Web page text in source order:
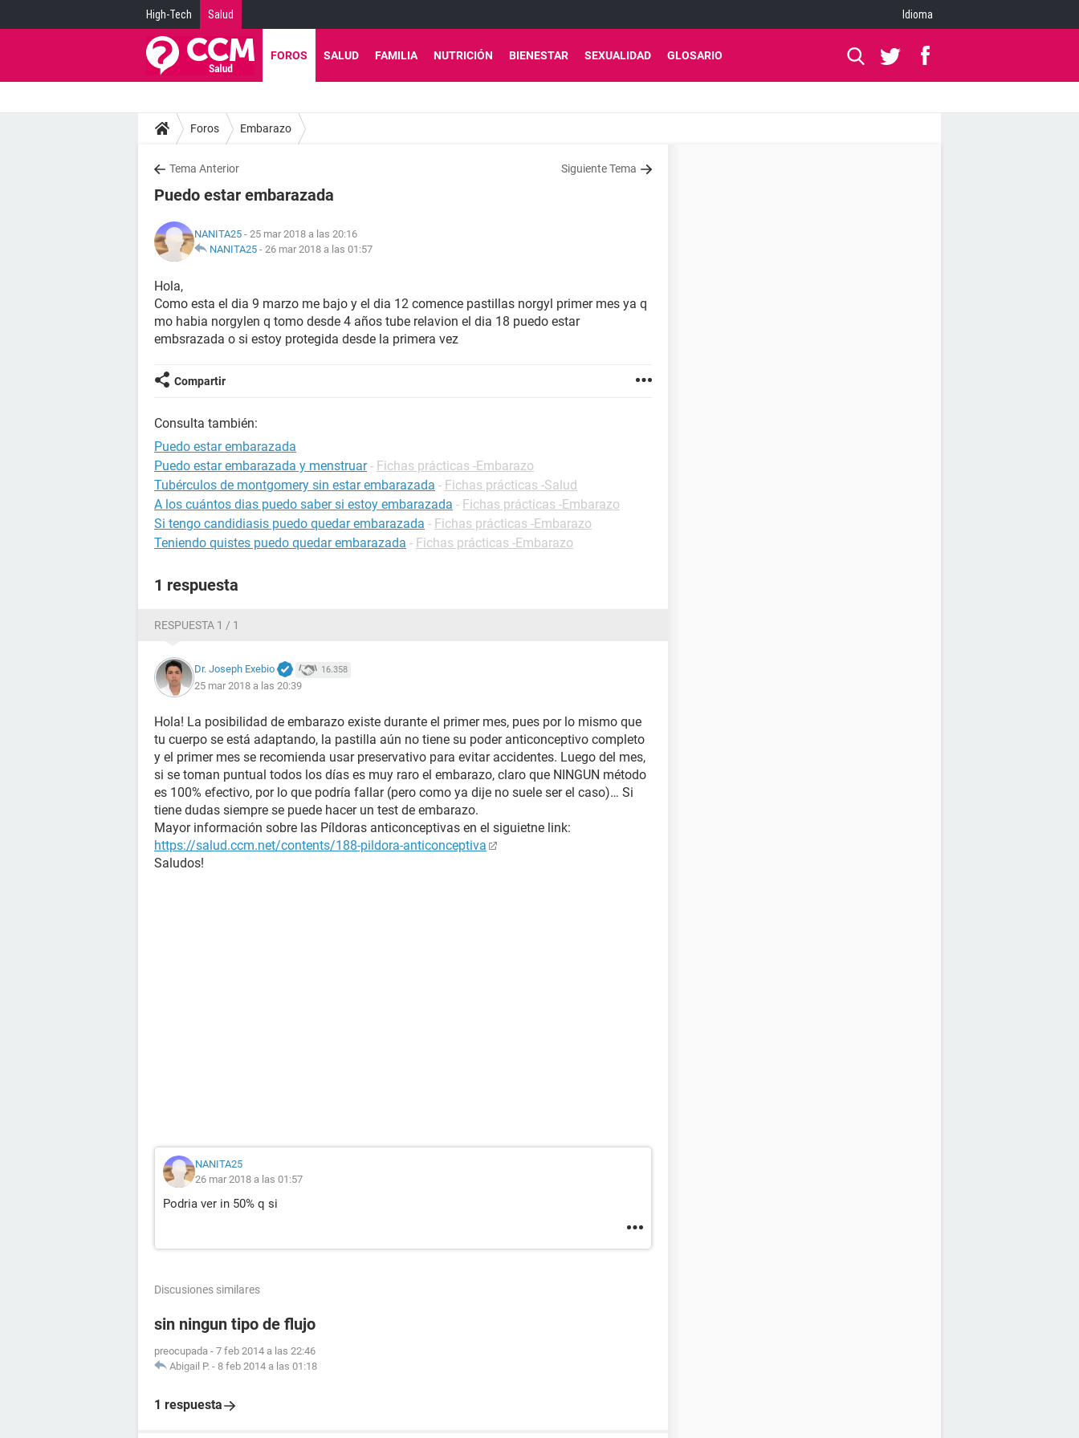
High-Tech Salud Idioma
FOROS SALUD FAMILIA NUTRICIÓN BIENESTAR SEXUALIDAD GLOSARIO
Foros Embarazo
Tema Anterior Siguiente Tema
Puedo estar embarazada
NANITA25 - 25 mar 2018 a las 20:16
NANITA25 - 26 mar 2018 a las 01:57
Hola,
Como esta el dia 9 marzo me bajo y el dia 12 comence pastillas norgyl primer mes ya q
mo habia norgylen q tomo desde 4 años tube relavion el dia 18 puedo estar
embsrazada o si estoy protegida desde la primera vez
Compartir
Consulta también:
Puedo estar embarazada
Puedo estar embarazada y menstruar - Fichas prácticas -Embarazo
Tubérculos de montgomery sin estar embarazada - Fichas prácticas -Salud
A los cuántos dias puedo saber si estoy embarazada - Fichas prácticas -Embarazo
Si tengo candidiasis puedo quedar embarazada - Fichas prácticas -Embarazo
Teniendo quistes puedo quedar embarazada - Fichas prácticas -Embarazo
1 respuesta
RESPUESTA 1 / 1
Dr. Joseph Exebio 16.358
25 mar 2018 a las 20:39
Hola! La posibilidad de embarazo existe durante el primer mes, pues por lo mismo que
tu cuerpo se está adaptando, la pastilla aún no tiene su poder anticonceptivo completo
y el primer mes se recomienda usar preservativo para evitar accidentes. Luego del mes,
si se toman puntual todos los días es muy raro el embarazo, claro que NINGUN método
es 100% efectivo, por lo que podría fallar (pero como ya dije no suele ser el caso)… Si
tiene dudas siempre se puede hacer un test de embarazo.
Mayor información sobre las Píldoras anticonceptivas en el siguietne link:
https://salud.ccm.net/contents/188-pildora-anticonceptiva
Saludos!
NANITA25
26 mar 2018 a las 01:57
Podria ver in 50% q si
Discusiones similares
sin ningun tipo de flujo
preocupada - 7 feb 2014 a las 22:46
Abigail P. - 8 feb 2014 a las 01:18
1 respuesta